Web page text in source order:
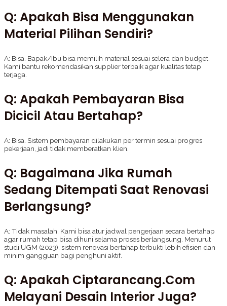
Q: Apakah Bisa Menggunakan
Material Pilihan Sendiri?
A: Bisa. Bapak/Ibu bisa memilih material sesuai selera dan budget.
Kami bantu rekomendasikan supplier terbaik agar kualitas tetap
terjaga.
Q: Apakah Pembayaran Bisa
Dicicil Atau Bertahap?
A: Bisa. Sistem pembayaran dilakukan per termin sesuai progres
pekerjaan, jadi tidak memberatkan klien.
Q: Bagaimana Jika Rumah
Sedang Ditempati Saat Renovasi
Berlangsung?
A: Tidak masalah. Kami bisa atur jadwal pengerjaan secara bertahap
agar rumah tetap bisa dihuni selama proses berlangsung. Menurut
studi UGM (2023), sistem renovasi bertahap terbukti lebih efisien dan
minim gangguan bagi penghuni aktif.
Q: Apakah Ciptarancang.com
Melayani Desain Interior Juga?